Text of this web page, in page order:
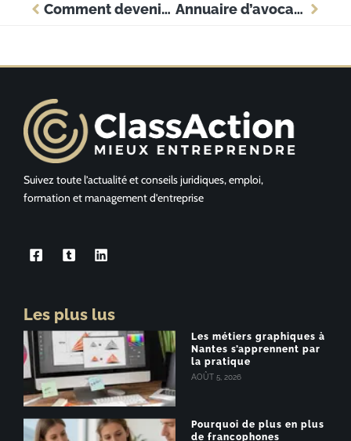
Comment devenir chauffeur de taxi ? Les étapes essentielles à connaître Annuaire d’avocats en ligne : un outil pratique pour particuliers et professionnels
Suivez toute l’actualité et conseils juridiques, emploi,
formation et management d’entreprise
Les plus lus
Les métiers graphiques à
Nantes s’apprennent par
la pratique
AOÛT 5, 2026
Pourquoi de plus en plus
de francophones